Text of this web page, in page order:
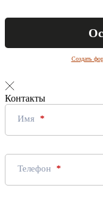
Создать
Контакты
Имя
Телефон